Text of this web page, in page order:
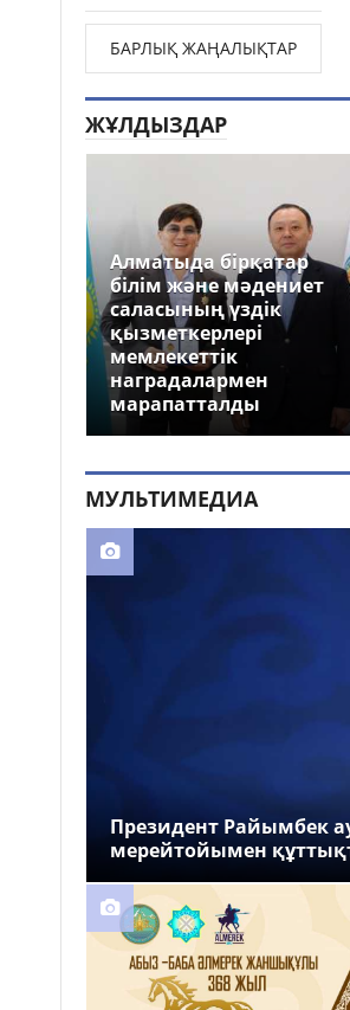
БАРЛЫҚ ЖАҢАЛЫҚТАР
ЖҰЛДЫЗДАР
Алматыда бірқатар
білім және мәдениет
саласының үздік
қызметкерлері
мемлекеттік
наградалармен
марапатталды
МУЛЬТИМЕДИА
Президент Райымбек
мерейтойымен